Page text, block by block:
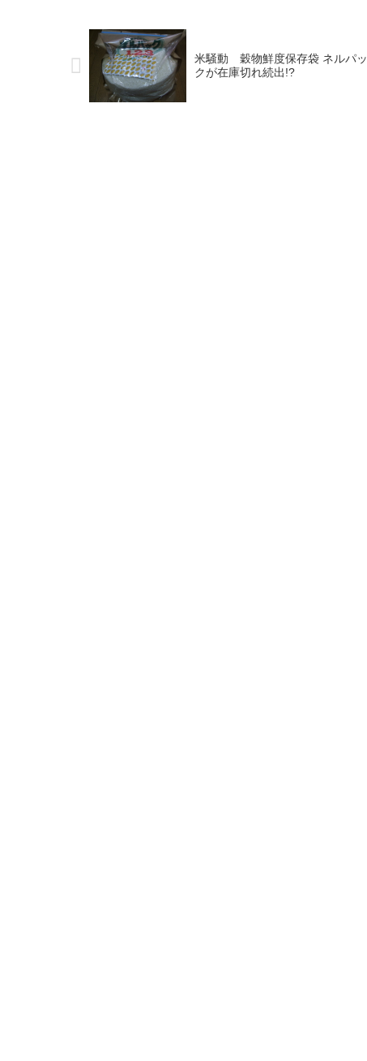
米騒動 穀物鮮度保存袋 ネルパッ
クが在庫切れ続出!?